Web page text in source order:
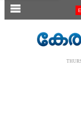
SECTIONS